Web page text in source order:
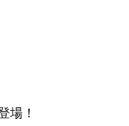
場！